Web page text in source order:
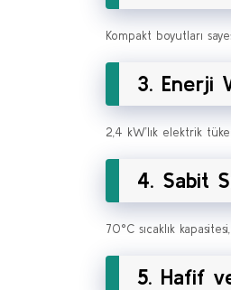
Kompakt boyutları
3. Enerji
2,4 kW’lık elektrik
4. Sabit
70°C sıcaklık
5. Hafif